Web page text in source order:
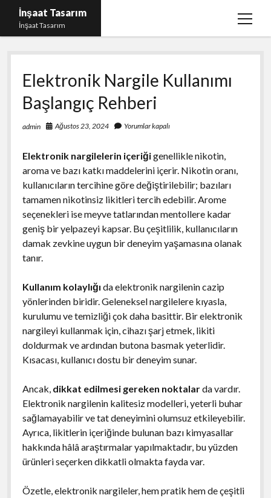
İnşaat Tasarım
İnşaat Tasarım
menüyü
Instagram Gizli Hesap Bakma
Instagram Türk Takipçi Yükleme Ücretsiz
Liste
Sayfa Listesi
Elektronik Nargile Kullanımı
Başlangıç Rehberi
admin Ağustos 23, 2024 Yorumlar kapalı
Elektronik nargilelerin içeriğigenellikle nikotin,
aroma ve bazı katkı maddelerini içerir. Nikotin oranı,
kullanıcıların tercihine göre değiştirilebilir; bazıları
tamamen nikotinsiz likitleri tercih edebilir. Arome
seçenekleri ise meyve tatlarından mentollere kadar
geniş bir yelpazeyi kapsar. Bu çeşitlilik, kullanıcıların
damak zevkine uygun bir deneyim yaşamasına olanak
tanır.
Kullanım kolaylığı da elektronik nargilenin cazip
yönlerinden biridir. Geleneksel nargilelere kıyasla,
kurulumu ve temizliği çok daha basittir. Bir elektronik
nargileyi kullanmak için, cihazı şarj etmek, likiti
doldurmak ve ardından butona basmak yeterlidir.
Kısacası, kullanıcı dostu bir deneyim sunar.
Ancak, dikkat edilmesi gereken noktalarda vardır.
Elektronik nargilenin kalitesiz modelleri, yeterli buhar
sağlamayabilir ve tat deneyimini olumsuz etkileyebilir.
Ayrıca, likitlerin içeriğinde bulunan bazı kimyasallar
hakkında hâlâ araştırmalar yapılmaktadır, bu yüzden
ürünleri seçerken dikkatli olmakta fayda var.
Özetle, elektronik nargileler, hem pratik hem de çeşitli